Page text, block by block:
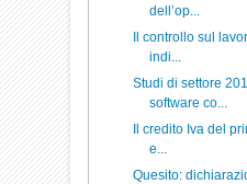
dell’op...
Il controllo sul
indi...
Studi di settore
software co...
Il credito Iva del
e...
Quesito: